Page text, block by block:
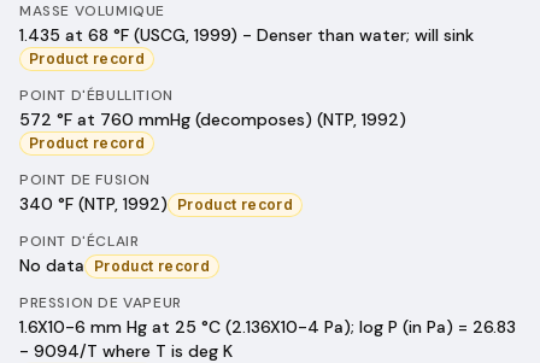
MASSE VOLUMIQUE
1.435 at 68 °F (USCG, 1999) - Denser than water; will sink
Product record
POINT D'ÉBULLITION
572 °F at 760 mmHg (decomposes) (NTP, 1992)
Product record
POINT DE FUSION
340 °F (NTP, 1992) Product record
POINT D'ÉCLAIR
No data Product record
PRESSION DE VAPEUR
1.6X10-6 mm Hg at 25 °C (2.136X10-4 Pa); log P (in Pa) = 26.83
- 9094/T where T is deg K